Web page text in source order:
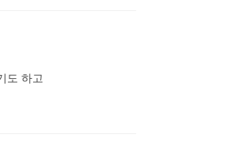
도 하고